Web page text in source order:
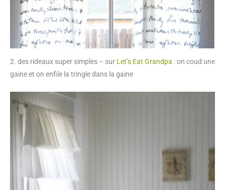
2. des rideaux super simples – sur Let’s Eat Grandpa : on coud une
gaine et on enfile la tringle dans la gaine